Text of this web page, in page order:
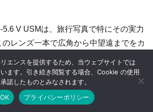
5.6 V USMは、旅行写真で特にその実力
のレンズ一本で広角から中望遠までをカ
広大な風景や建築物をダイナミックに
ます。一方、80mmの中望遠端では、遠
寄せるような撮影が可能であり、ポート
ア 目次へ トップ
エンスを提供するため、当ウェブサイトでは
ます。引き続き閲覧する場合、Cookie の使用
諾したものとみなされます。
OK
プライバシーポリシー